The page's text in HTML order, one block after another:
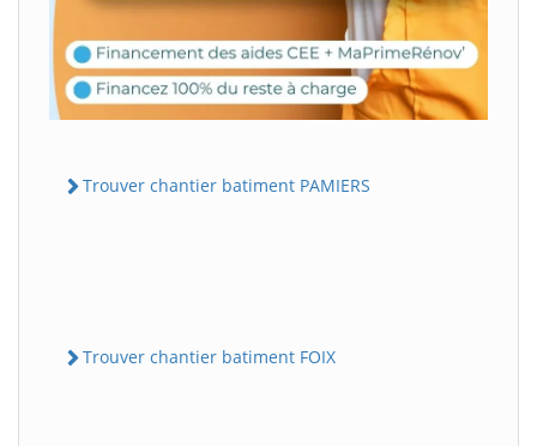
Trouver chantier batiment PAMIERS
Trouver chantier batiment FOIX